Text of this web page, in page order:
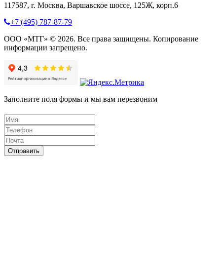
117587, г. Москва, Варшавское шоссе, 125Ж, корп.6
+7 (495) 787-87-79
ООО «МТГ» © 2026. Все права защищены. Копирование
информации запрещено.
Заполните поля формы и мы вам перезвоним
Отправить